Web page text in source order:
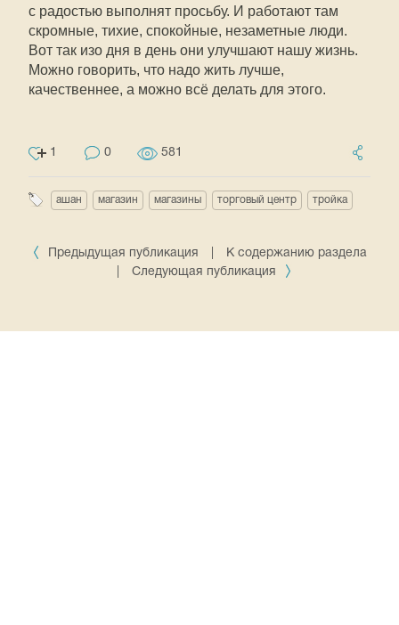
с радостью выполнят просьбу. И работают там
скромные, тихие, спокойные, незаметные люди.
Вот так изо дня в день они улучшают нашу жизнь.
Можно говорить, что надо жить лучше,
качественнее, а можно всё делать для этого.
1 0 581
ашан магазин магазины торговый центр тройка
Предыдущая публикация
К содержанию раздела
Следующая публикация